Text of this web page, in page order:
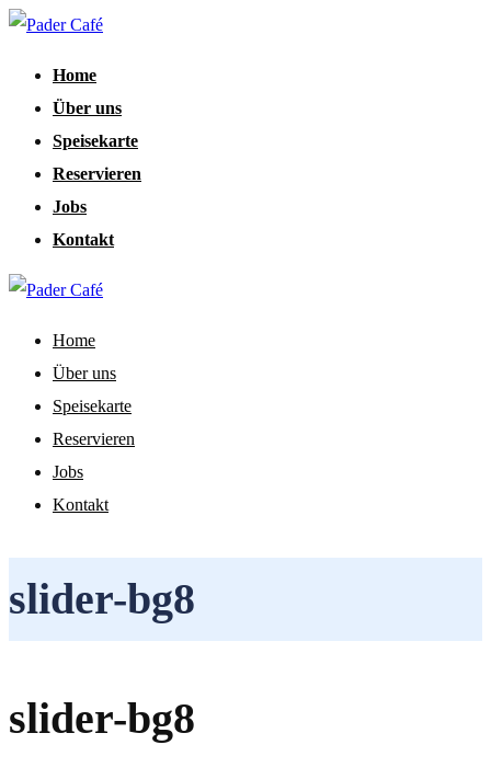
Home
Über uns
Speisekarte
Reservieren
Jobs
Kontakt
Home
Über uns
Speisekarte
Reservieren
Jobs
Kontakt
slider-bg8
slider-bg8